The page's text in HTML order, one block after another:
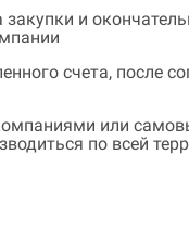
и
счета, после
или
по всей